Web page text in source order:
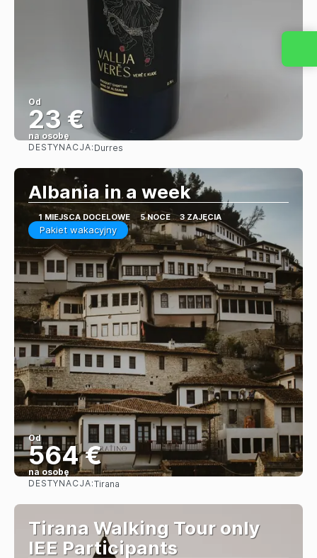
Od
23 €
na osobę
DESTYNACJA: Durres
Albania in a week
1 MIEJSCA DOCELOWE 5 NOCE 3 ZAJĘCIA
Pakiet wakacyjny
Od
564 €
na osobę
DESTYNACJA:Tirana
Tirana Walking Tour only
IEE Participants